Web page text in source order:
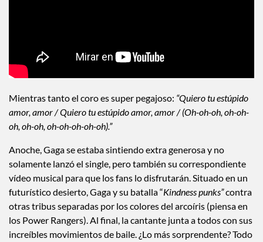
Mientras tanto el coro es super pegajoso: “Quiero tu estúpido
amor, amor / Quiero tu estúpido amor, amor / (Oh-oh-oh, oh-oh-
oh, oh-oh, oh-oh-oh-oh-oh).”
Anoche, Gaga se estaba sintiendo extra generosa y no
solamente lanzó el single, pero también su correspondiente
vídeo musical para que los fans lo disfrutarán. Situado en un
futurístico desierto, Gaga y su batalla “Kindness punks”contra
otras tribus separadas por los colores del arcoíris (piensa en
los Power Rangers). Al final, la cantante junta a todos con sus
increíbles movimientos de baile. ¿Lo más sorprendente? Todo